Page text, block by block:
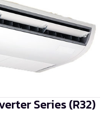
Series (R32)